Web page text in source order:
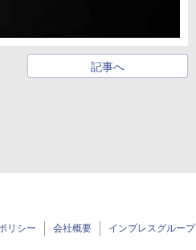
記事へ
リシー 会社概要 インプレスグループ